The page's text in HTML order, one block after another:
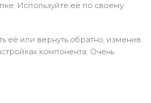
Используйте её по своему
её или вернуть обратно, изменив
компонента. Очень